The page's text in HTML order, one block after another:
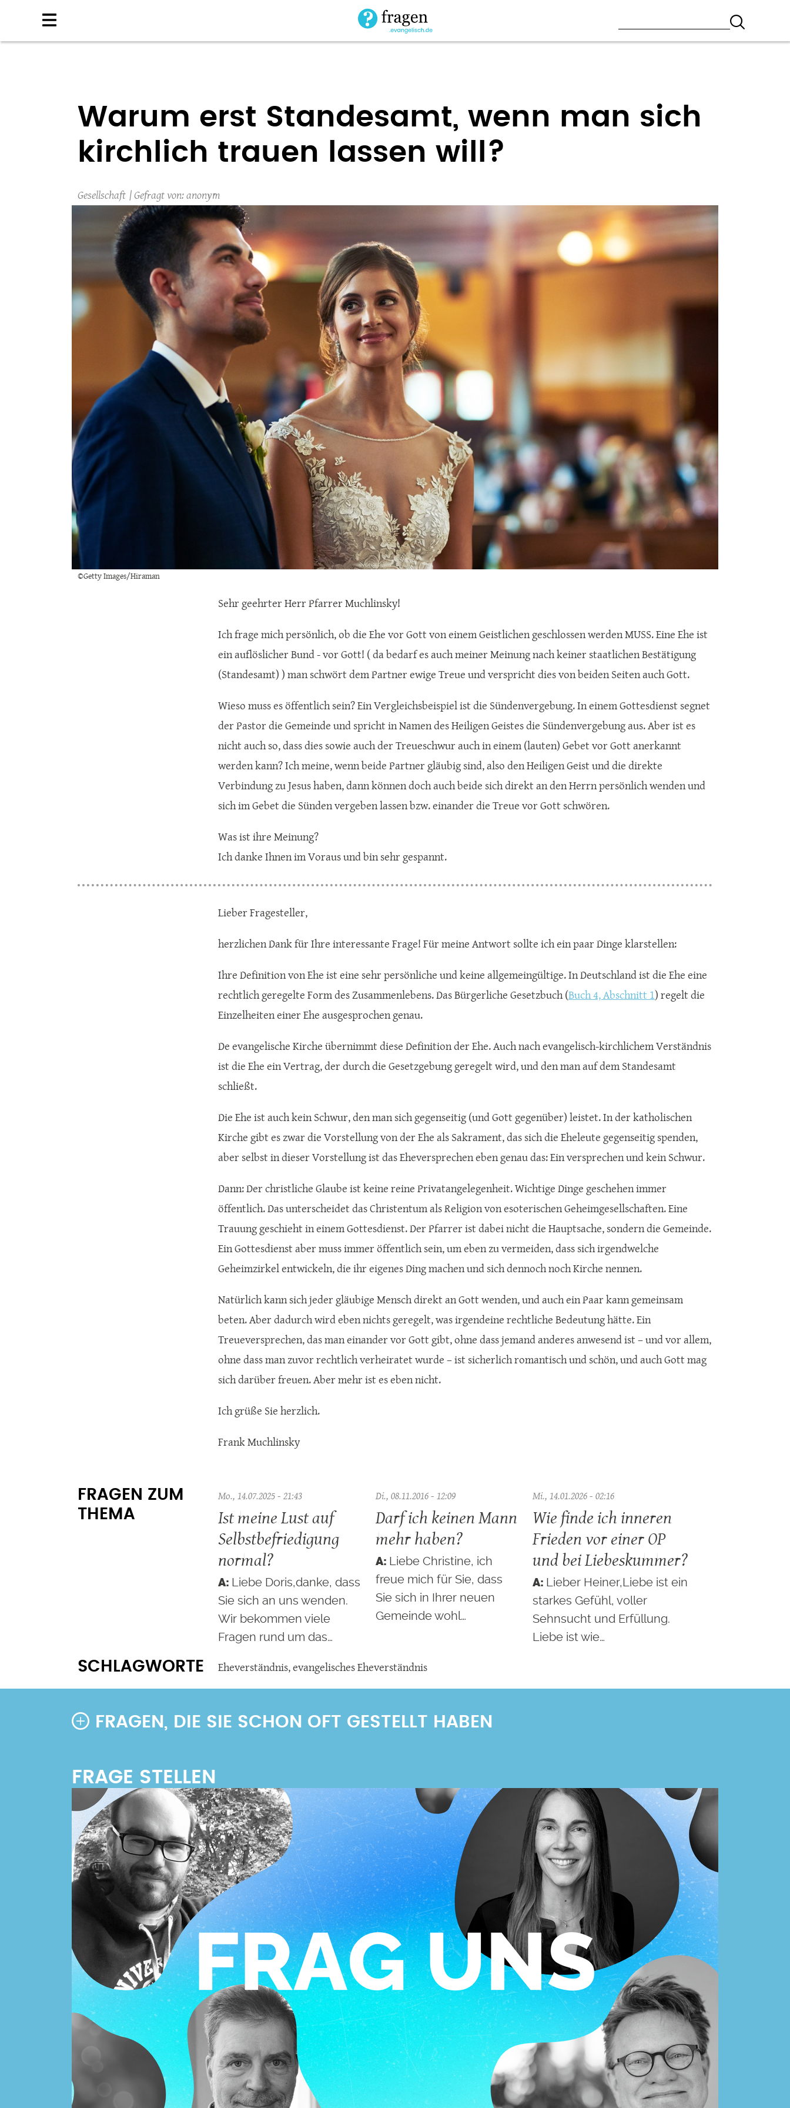
Warum erst Standesamt, wenn man sich
kirchlich trauen lassen will?
Gesellschaft anonym
©Getty Images/Hiraman
Sehr geehrter Herr Pfarrer Muchlinsky!
Ich frage mich persönlich, ob die Ehe vor Gott von einem Geistlichen geschlossen werden MUSS. Eine Ehe ist
ein auflöslicher Bund - vor Gott! ( da bedarf es auch meiner Meinung nach keiner staatlichen Bestätigung
(Standesamt) ) man schwört dem Partner ewige Treue und verspricht dies von beiden Seiten auch Gott.
Wieso muss es öffentlich sein? Ein Vergleichsbeispiel ist die Sündenvergebung. In einem Gottesdienst segnet
der Pastor die Gemeinde und spricht in Namen des Heiligen Geistes die Sündenvergebung aus. Aber ist es
nicht auch so, dass dies sowie auch der Treueschwur auch in einem (lauten) Gebet vor Gott anerkannt
werden kann? Ich meine, wenn beide Partner gläubig sind, also den Heiligen Geist und die direkte
Verbindung zu Jesus haben, dann können doch auch beide sich direkt an den Herrn persönlich wenden und
sich im Gebet die Sünden vergeben lassen bzw. einander die Treue vor Gott schwören.
Was ist ihre Meinung?
Ich danke Ihnen im Voraus und bin sehr gespannt.
Lieber Fragesteller,
herzlichen Dank für Ihre interessante Frage! Für meine Antwort sollte ich ein paar Dinge klarstellen:
Ihre Definition von Ehe ist eine sehr persönliche und keine allgemeingültige. In Deutschland ist die Ehe eine
rechtlich geregelte Form des Zusammenlebens. Das Bürgerliche Gesetzbuch (Buch 4, Abschnitt 1) regelt die
Einzelheiten einer Ehe ausgesprochen genau.
De evangelische Kirche übernimmt diese Definition der Ehe. Auch nach evangelisch-kirchlichem Verständnis
ist die Ehe ein Vertrag, der durch die Gesetzgebung geregelt wird, und den man auf dem Standesamt
schließt.
Die Ehe ist auch kein Schwur, den man sich gegenseitig (und Gott gegenüber) leistet. In der katholischen
Kirche gibt es zwar die Vorstellung von der Ehe als Sakrament, das sich die Eheleute gegenseitig spenden,
aber selbst in dieser Vorstellung ist das Eheversprechen eben genau das: Ein versprechen und kein Schwur.
Dann: Der christliche Glaube ist keine reine Privatangelegenheit. Wichtige Dinge geschehen immer
öffentlich. Das unterscheidet das Christentum als Religion von esoterischen Geheimgesellschaften. Eine
Trauung geschieht in einem Gottesdienst. Der Pfarrer ist dabei nicht die Hauptsache, sondern die Gemeinde.
Ein Gottesdienst aber muss immer öffentlich sein, um eben zu vermeiden, dass sich irgendwelche
Geheimzirkel entwickeln, die ihr eigenes Ding machen und sich dennoch noch Kirche nennen.
Natürlich kann sich jeder gläubige Mensch direkt an Gott wenden, und auch ein Paar kann gemeinsam
beten. Aber dadurch wird eben nichts geregelt, was irgendeine rechtliche Bedeutung hätte. Ein
Treueversprechen, das man einander vor Gott gibt, ohne dass jemand anderes anwesend ist – und vor allem,
ohne dass man zuvor rechtlich verheiratet wurde – ist sicherlich romantisch und schön, und auch Gott mag
sich darüber freuen. Aber mehr ist es eben nicht.
Ich grüße Sie herzlich.
Frank Muchlinsky
FRAGEN ZUM
THEMA
Mo., 14.07.2025 - 21:43
Ist meine Lust auf
Selbstbefriedigung
normal?
Liebe Doris,danke, dass
Sie sich an uns wenden.
Wir bekommen viele
Fragen rund um das…
Di., 08.11.2016 - 12:09
Darf ich keinen Mann
mehr haben?
Liebe Christine, ich
freue mich für Sie, dass
Sie sich in Ihrer neuen
Gemeinde wohl…
Mi., 14.01.2026 - 02:16
Wie finde ich inneren
Frieden vor einer OP
und bei Liebeskummer?
Lieber Heiner,Liebe ist ein
starkes Gefühl, voller
Sehnsucht und Erfüllung.
Liebe ist wie…
SCHLAGWORTE Eheverständnis,evangelisches Eheverständnis
FRAGEN, DIE SIE SCHON OFT GESTELLT HABEN